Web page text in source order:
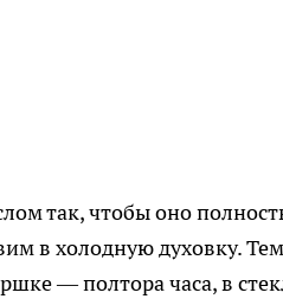
так, чтобы оно
в холодную духовку.
— полтора часа, в